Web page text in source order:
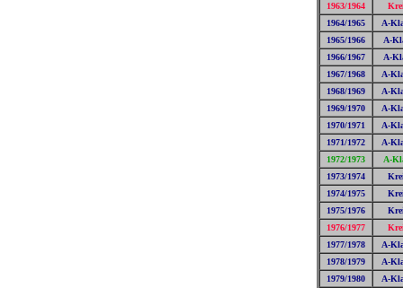
1963/1964
1964/1965
A-
1965/1966
A-
1966/1967
A-
1967/1968
A-
1968/1969
A-
1969/1970
A-
1970/1971
A-
1971/1972
A-
1972/1973
A-
1973/1974
1974/1975
1975/1976
1976/1977
1977/1978
A-
1978/1979
A-
1979/1980
A-